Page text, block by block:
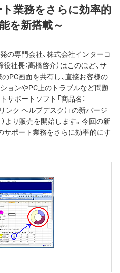
業務をさらに効率的
を新搭載～
の専門会社、株式会社インターコ
役社長：高橋啓介）はこのほど、サ
PC画面を共有し、直接お客様の
ョンやPC上のトラブルなど問題
ポートソフト「商品名：
ンク ヘルプデスク）」の新バージ
より販売を開始します。今回の新
サポート業務をさらに効率的にす